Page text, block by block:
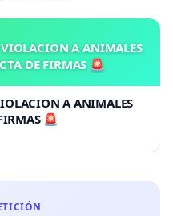
A ANIMALES
DE FIRMAS 🚨
A ANIMALES
🚨